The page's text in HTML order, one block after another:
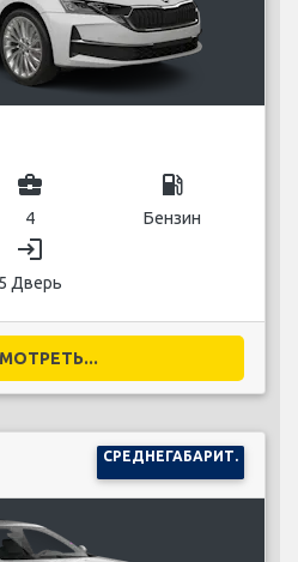
business_center
4
local_gas_station
Бензин
login
5 Дверь
СРЕДНЕГАБАРИТ.